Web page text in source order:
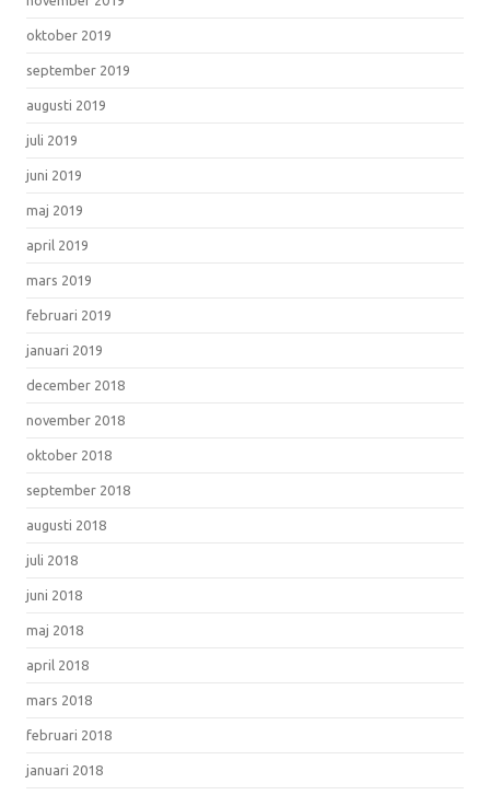
oktober 2019
september 2019
augusti 2019
juli 2019
juni 2019
maj 2019
april 2019
mars 2019
februari 2019
januari 2019
december 2018
november 2018
oktober 2018
september 2018
augusti 2018
juli 2018
juni 2018
maj 2018
april 2018
mars 2018
februari 2018
januari 2018